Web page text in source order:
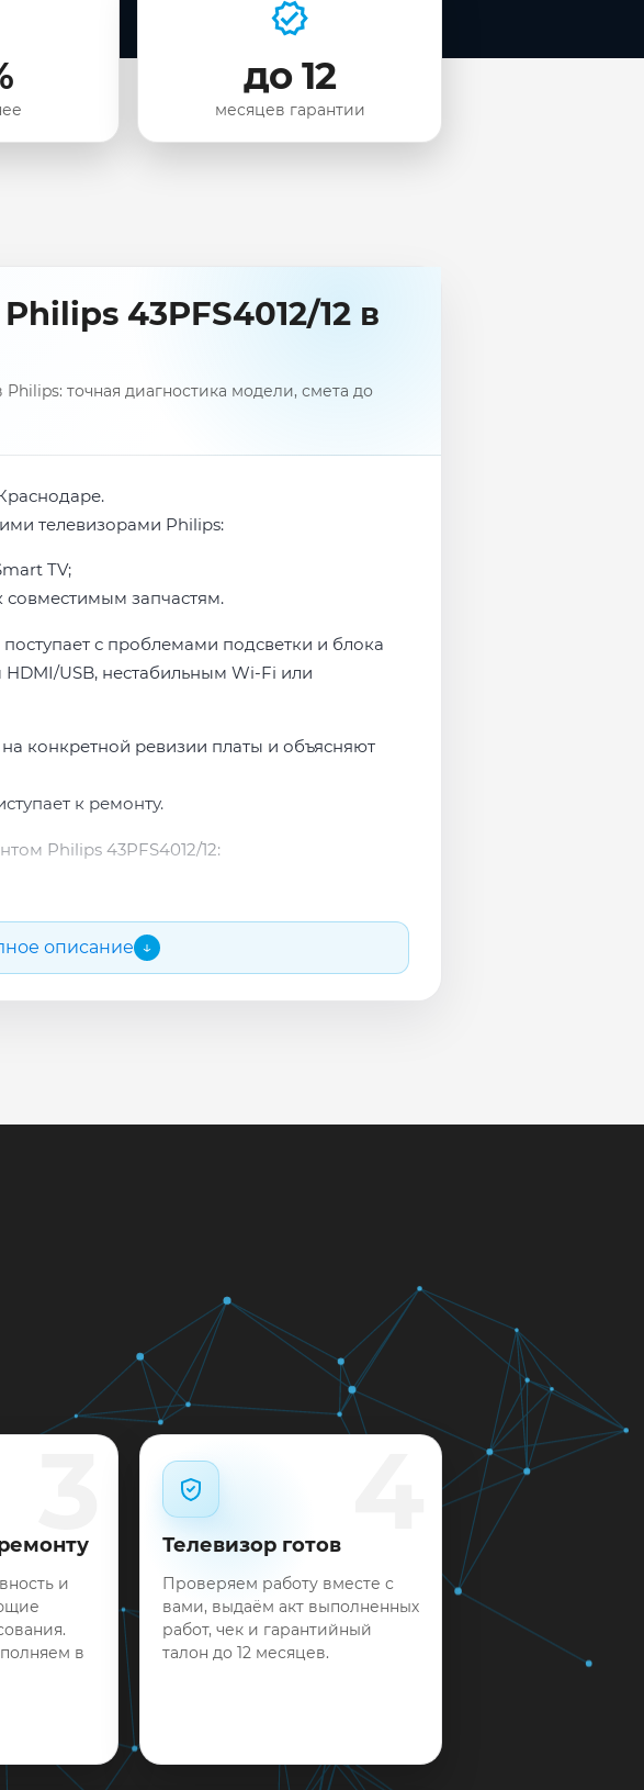
до 12
месяцев гарантии
43PFS4012/12 в
точная диагностика модели, смета до
телевизорами Philips:
TV;
совместимым запчастям.
с проблемами подсветки и блока
USB, нестабильным Wi-Fi или
конкретной ревизии платы и объясняют
к ремонту.
Philips 43PFS4012/12:
— подскажем ориентир по сроку и
описание ↓
и
в
Телевизор готов
Проверяем работу вместе с
вами, выдаём акт выполненных
работ, чек и гарантийный
талон до 12 месяцев.